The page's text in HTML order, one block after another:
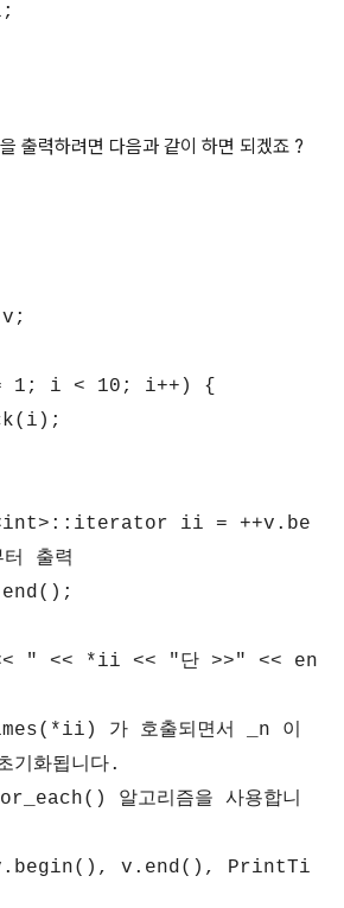
출력하려면 다음과 같이 하면 되겠죠 ?
i < 10; i++) {
ii = ++v.be
출력
<< *ii << "단 >>" << en
가 호출되면서 _n 이
화됩니다.
알고리즘을 사용합니
v.end(), PrintTi